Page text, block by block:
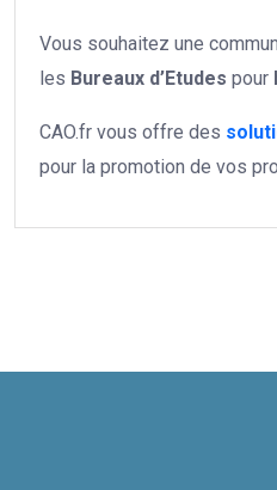
Vous souhaitez une
les Bureaux d’Etudes pour
CAO.fr vous offre des
pour la promotion de vos